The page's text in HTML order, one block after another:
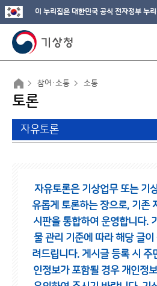
이 누리집은 대한민국 공식 전자정부 누
참여·소통 소통
토론
자유토론
자유토론은 기상업무 또는 기
유롭게 토론하는 장으로, 기존
시판을 통합하여 운영합니다.
물 관리 기준에 따라 해당 글
려드립니다. 게시글 등록 시 주
인정보가 포함될 경우 개인정